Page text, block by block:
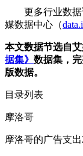
更多行业数据
媒数据中心（
本文数据节选自
据集》 数据集，
版数据。
目录列表
摩洛哥
摩洛哥的广告支出